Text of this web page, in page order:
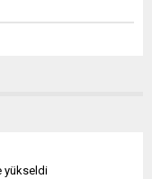
yükseldi